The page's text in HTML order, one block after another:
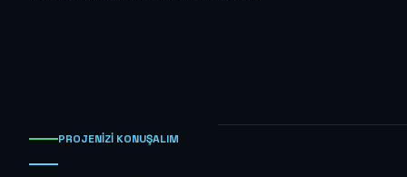
PROJENIZI KONUŞALIM